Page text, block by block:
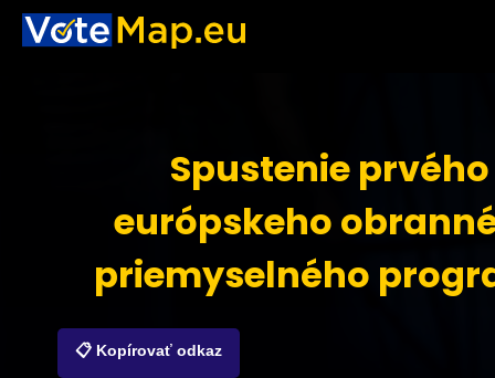
Spustenie prvého
európskeho
priemyselného
📋 Kopírovať odkaz